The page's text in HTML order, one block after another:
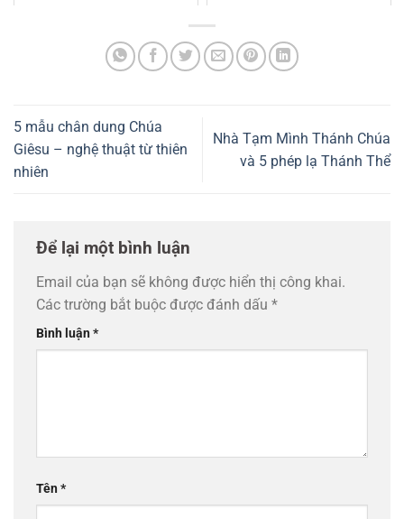
5 mẫu chân dung Chúa
Giêsu – nghệ thuật từ thiên
nhiên
Nhà Tạm Mình Thánh Chúa
và 5 phép lạ Thánh Thể
Để lại một bình luận
Email của bạn sẽ không được hiển thị công khai.
Các trường bắt buộc được đánh dấu *
Bình luận*
Tên*